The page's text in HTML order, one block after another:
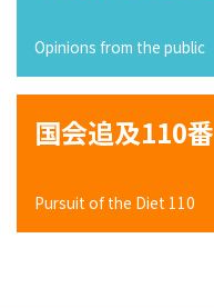
Opinions from the public
国会追及110番
Pursuit of the Diet 110